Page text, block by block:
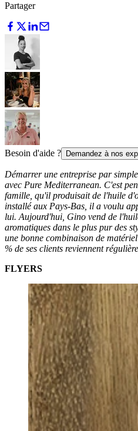
Partager
Besoin d'aide ? Demandez à nos
Démarrer une entreprise par
avec Pure Mediterranean. C'est
famille, qu'il produisait de l'huile
installé aux Pays-Bas, il a voulu
lui. Aujourd'hui, Gino vend de
aromatiques dans le plus pur des
une bonne combinaison de
% de ses clients reviennent
FLYERS